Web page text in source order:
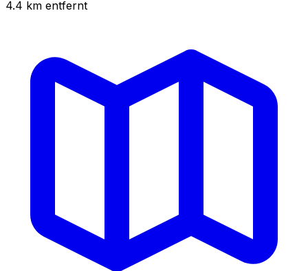
4.4 km entfernt